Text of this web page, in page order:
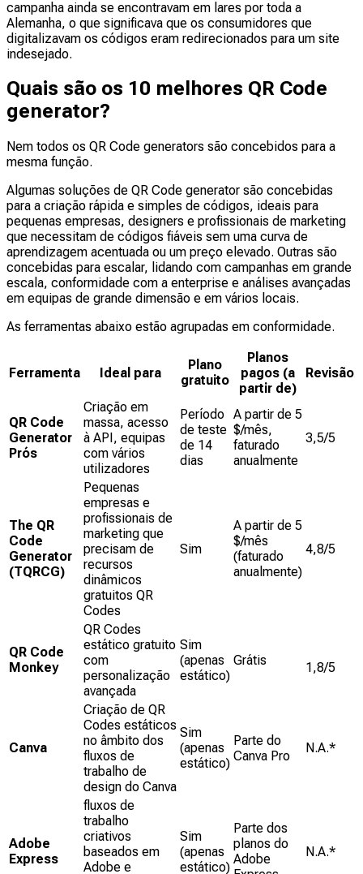
campanha ainda se encontravam em lares por toda a
Alemanha, o que significava que os consumidores que
digitalizavam os códigos eram redirecionados para um site
indesejado.
Quais são os 10 melhores QR Code
generator?
Nem todos os QR Code generators são concebidos para a
mesma função.
Algumas soluções de QR Code generator são concebidas
para a criação rápida e simples de códigos, ideais para
pequenas empresas, designers e profissionais de marketing
que necessitam de códigos fiáveis sem uma curva de
aprendizagem acentuada ou um preço elevado. Outras são
concebidas para escalar, lidando com campanhas em grande
escala, conformidade com a enterprise e análises avançadas
em equipas de grande dimensão e em vários locais.
As ferramentas abaixo estão agrupadas em conformidade.
Ferramenta Ideal para
Plano
gratuito
Planos
pagos (a
partir de)
Revisão
QR Code
Generator
Prós
Criação em
massa, acesso
à API, equipas
com vários
utilizadores
Período
de teste
de 14
dias
A partir de 5
$/mês,
faturado
anualmente
3,5/5
The QR
Code
Generator
(TQRCG)
Pequenas
empresas e
profissionais de
marketing que
precisam de
recursos
dinâmicos
gratuitos QR
Codes
Sim
A partir de 5
$/mês
(faturado
anualmente)
4,8/5
QR Code
Monkey
QR Codes
estático gratuito
com
personalização
avançada
Sim
(apenas
estático)
Grátis 1,8/5
Canva
Criação de QR
Codes estáticos
no âmbito dos
fluxos de
trabalho de
design do Canva
Sim
(apenas
estático)
Parte do
Canva Pro
N.A.*
Adobe
Express
fluxos de
trabalho
criativos
baseados em
Adobe e
Sim
(apenas
estático)
Parte dos
planos do
Adobe
N.A.*